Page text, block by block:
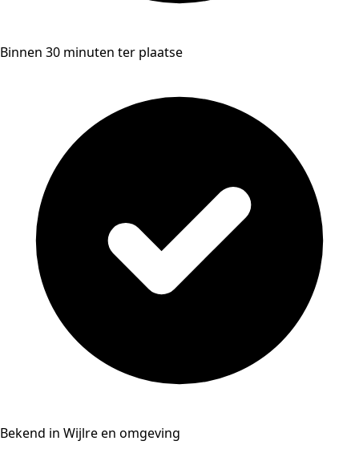
Binnen 30 minuten ter plaatse
Bekend in Wijlre en omgeving